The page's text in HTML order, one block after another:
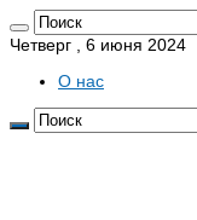
Четверг , 6 июня 2024
О нас